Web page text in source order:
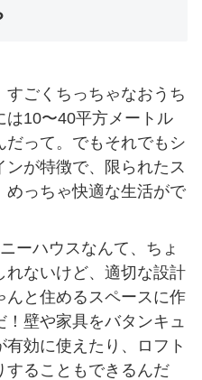
すごくちっちゃなおうち
は10〜40平方メートル
だって。でもそれでもシ
ンが特徴で、限られたス
めっちゃ快適な生活がで
ーハウスなんて、ちょ
れないけど、適切な設計
んと住めるスペースに作
！壁や家具をバタンキュ
効に使えたり、ロフト
することもできるんだ